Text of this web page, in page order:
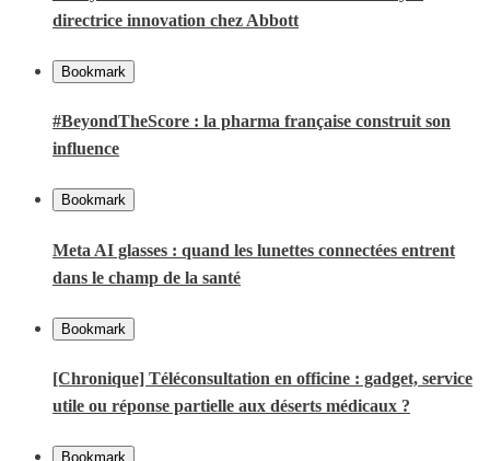
directrice innovation chez Abbott
Bookmark
#BeyondTheScore : la pharma française construit son
influence
Bookmark
Meta AI glasses : quand les lunettes connectées entrent
dans le champ de la santé
Bookmark
[Chronique] Téléconsultation en officine : gadget, service
utile ou réponse partielle aux déserts médicaux ?
Bookmark